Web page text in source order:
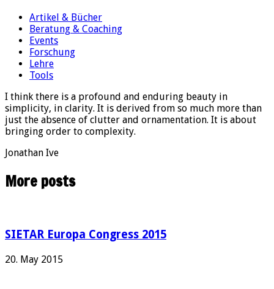
Artikel & Bücher
Beratung & Coaching
Events
Forschung
Lehre
Tools
I think there is a profound and enduring beauty in
simplicity, in clarity. It is derived from so much more than
just the absence of clutter and ornamentation. It is about
bringing order to complexity.
Jonathan Ive
More posts
SIETAR Europa Congress 2015
20. May 2015